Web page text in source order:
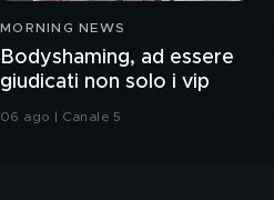
MORNING NEWS
Bodyshaming, ad essere
giudicati non solo i vip
06 ago | Canale 5